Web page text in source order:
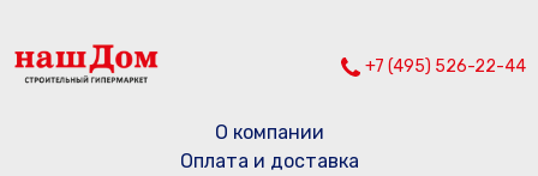
+7 (495) 526-22-44
О компании
Оплата и доставка